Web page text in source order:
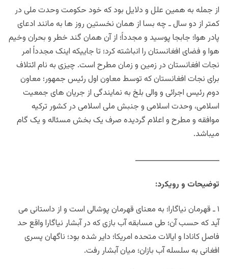
از جمله به همین علل و دلایل بود که خود حکومت وحدت ملی در
کمتر از دو سال ـ چه بسا از همان نخستین روز ها به مانند ادعای
پادر هوا؛ جابجا پوسید و مجدداً؛ از آن همان گند خطر و بحران وخیم
هوا و فضای افغانستان را انباشته کرد؛ تا جاییکه اینک مجدداً امر
نجات افغانستان در زمین و زمان مطرح است. چیزی به نام ائتلاف
برای نجات افغانستان که توسط معاون اول رئیس جمهور؛ معاون
دوم رئیس اجرائی و والی بلخ به نمایندگی از جریان های جمعیت
اسلامی، وحدت اسلامی و جنبش ملی اسلامی در کشور ترکیه
موافقه و مطرح و اعلام گردیده صرف یک بخش مسئاله و یک گام
میباشد.
ـــــــــــــــــــــــــــــــــ
توضیحات و رویکرد:
۱ ـ قهرمان نیاگارا؛ به معنای قهرمان پوشالی است و از داستانی می
آید که حسب آن؛ طی مسابقه آب بازی که در آبشار نیاگارا واقع حد
فاصل کانادا و ایالات متحده امریکا؛ دایر شده بود؛ ناگهان پسری
افغانی به سلسله آب بازان؛ میان آبشار رفت.